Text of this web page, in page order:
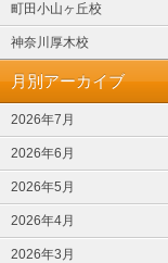
町田小山ヶ丘校
神奈川厚木校
月別アーカイブ
2026年7月
2026年6月
2026年5月
2026年4月
2026年3月